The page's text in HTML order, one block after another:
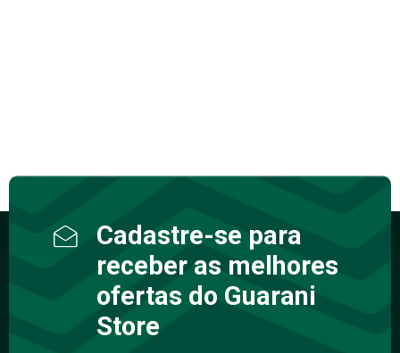
Cadastre-se para
receber as melhores
ofertas do Guarani
Store